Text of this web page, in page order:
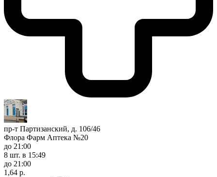
пр-т Партизанский, д. 106/46
Флора Фарм Аптека №20
до 21:00
8 шт. в 15:49
до 21:00
1,64 р.